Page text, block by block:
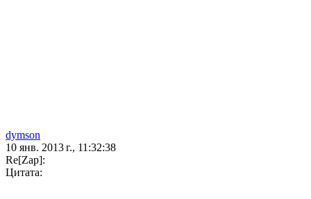
dymson
10 янв. 2013 г., 11:32:38
Re[Zap]:
Цитата: